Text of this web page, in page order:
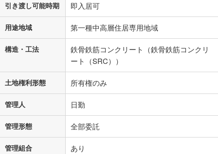
引き渡し可能時期 即入居可
用途地域 第一種中高層住居専用地域
構造・工法
鉄骨鉄筋コンクリート（鉄骨鉄筋コンクリ
ート（SRC））
土地権利形態 所有権のみ
管理人 日勤
管理形態 全部委託
管理組合 あり